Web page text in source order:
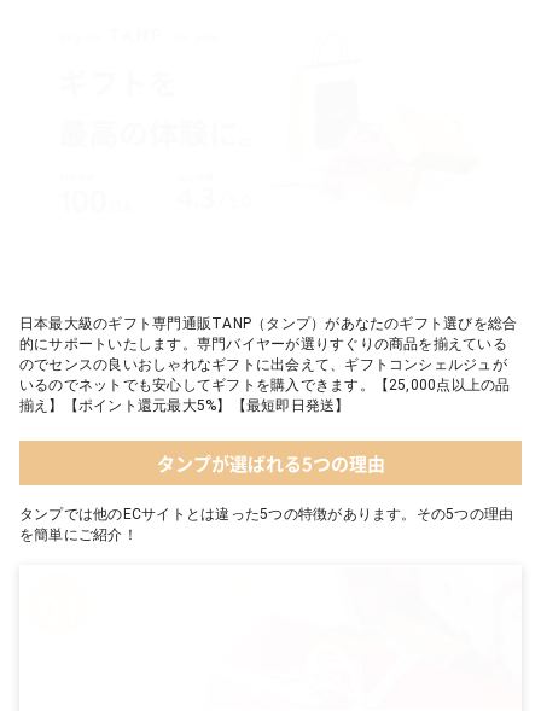
日本最大級のギフト専門通販TANP（タンプ）があなたのギフト選びを総合
的にサポートいたします。専門バイヤーが選りすぐりの商品を揃えている
のでセンスの良いおしゃれなギフトに出会えて、ギフトコンシェルジュが
いるのでネットでも安心してギフトを購入できます。【25,000点以上の品
揃え】【ポイント還元最大5%】【最短即日発送】
タンプが選ばれる5つの理由
タンプでは他のECサイトとは違った5つの特徴があります。その5つの理由
を簡単にご紹介！